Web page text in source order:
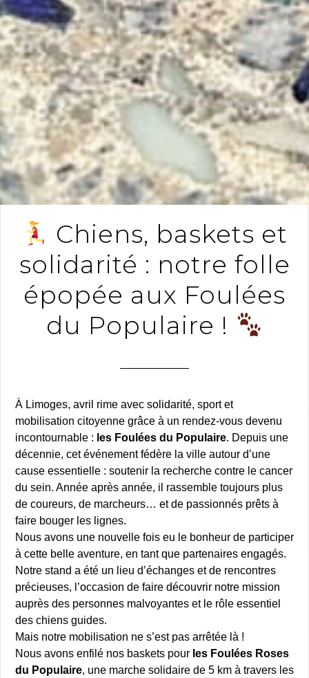
Chiens, baskets et
solidarité : notre folle
épopée aux Foulées
du Populaire !
À Limoges, avril rime avec solidarité, sport et
mobilisation citoyenne grâce à un rendez-vous devenu
incontournable : les Foulées du Populaire. Depuis une
décennie, cet événement fédère la ville autour d’une
cause essentielle : soutenir la recherche contre le cancer
du sein. Année après année, il rassemble toujours plus
de coureurs, de marcheurs… et de passionnés prêts à
faire bouger les lignes.
Nous avons une nouvelle fois eu le bonheur de participer
à cette belle aventure, en tant que partenaires engagés.
Notre stand a été un lieu d’échanges et de rencontres
précieuses, l’occasion de faire découvrir notre mission
auprès des personnes malvoyantes et le rôle essentiel
des chiens guides.
Mais notre mobilisation ne s’est pas arrêtée là !
Nous avons enfilé nos baskets pour les Foulées Roses
du Populaire, une marche solidaire de 5 km à travers les